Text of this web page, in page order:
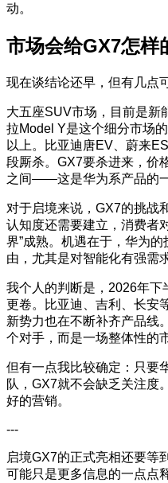
动。
市场会给GX7怎样
现在谈结论还早，但有几点
大五座SUV市场，目前是新
拉Model Y是这个细分市场
以上。比亚迪唐EV、蔚来
段厮杀。GX7要杀进来，价
之间——这是华为系产品的一
对于启境来说，GX7的挑战
认知度还需要建立，消费者
界”成熟。机遇在于，华为
由，尤其是对智能化有强需
我个人的判断是，2026年
更卷。比亚迪、吉利、长安
新势力也在不断补齐产品线
个对手，而是一场整体性的
但有一点我比较确定：只要
队，GX7就不会缺乏关注度
好的营销。
---
启境GX7的正式亮相还要等
可能只是更多信息的一点点